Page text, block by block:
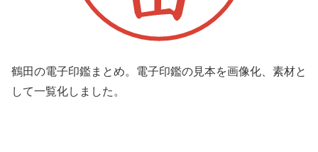
鶴田の電子印鑑まとめ。電子印鑑の見本を画像化、素材と
して一覧化しました。